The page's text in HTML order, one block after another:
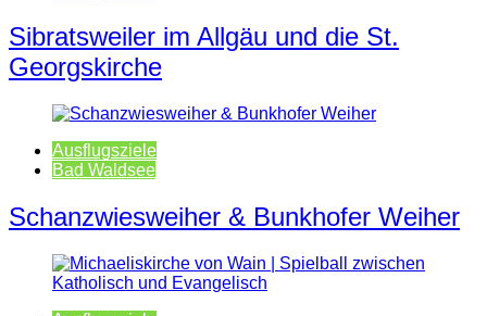
Sibratsweiler im Allgäu und die St.
Georgskirche
Ausflugsziele
Bad Waldsee
Schanzwiesweiher & Bunkhofer Weiher